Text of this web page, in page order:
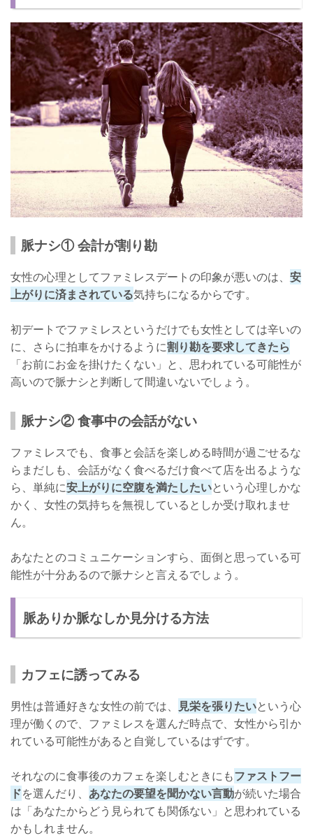
脈ナシ① 会計が割り勘
女性の心理としてファミレスデートの印象が悪いのは、 安
上がりに済まされている気持ちになるからです。
初デートでファミレスというだけでも女性としては辛いの
に、さらに拍車をかけるように割り勘を要求してきたら
「お前にお金を掛けたくない」と、思われている可能性が
高いので脈ナシと判断して間違いないでしょう。
脈ナシ② 食事中の会話がない
ファミレスでも、食事と会話を楽しめる時間が過ごせるな
らまだしも、会話がなく食べるだけ食べて店を出るような
ら、単純に安上がりに空腹を満たしたいという心理しかな
かく、女性の気持ちを無視しているとしか受け取れませ
ん。
あなたとのコミュニケーションすら、面倒と思っている可
能性が十分あるので脈ナシと言えるでしょう。
脈ありか脈なしか見分ける方法
カフェに誘ってみる
男性は普通好きな女性の前では、 見栄を張りたいという心
理が働くので、ファミレスを選んだ時点で、女性から引か
れている可能性があると自覚しているはずです。
それなのに食事後のカフェを楽しむときにもファストフー
ドを選んだり、 あなたの要望を聞かない言動が続いた場合
は「あなたからどう見られても関係ない」と思われている
かもしれません。